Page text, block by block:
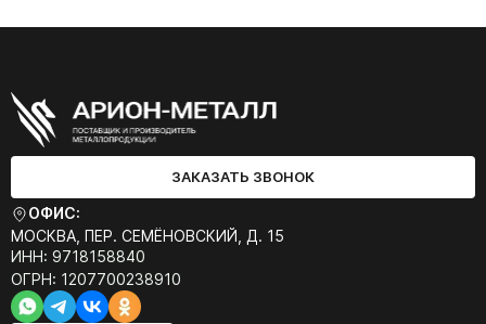
ЗАКАЗАТЬ ЗВОНОК
ОФИС:
МОСКВА, ПЕР. СЕМЁНОВСКИЙ, Д. 15
ИНН: 9718158840
ОГРН: 1207700238910